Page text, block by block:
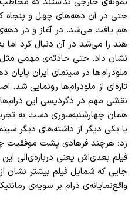
حتی در آن دهه‌های چهل و پنجاه که
هم یافت می‌شد. در آغاز و در
هند را می‌‌شد در آن دنبال کرد
نشان داد. حتی حادثه‌ی مهمی
ملو‌درام‌ها در سینمای ایران پایان
تازه‌ای از ملودرام‌ها رونمایی شد.
نقشی مهم در دگردیسی این
همان چهارشنبه‌سوری دست به
با یکی دیگر از داشته‌های دیگر
زد؛ هرچند فرهادی پشت موفقیت
فیلم بعدی‌اش یعنی درباره‌ی‌الی
جایی که شمایل فیلم بیشتر نشان
واقع‌نمایانه‌ی درام بر سویه‌ی